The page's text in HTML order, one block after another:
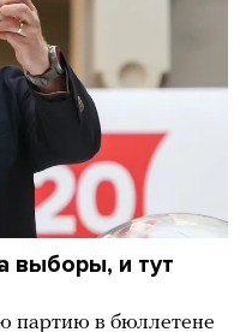
выборы, и тут
партию в бюллетене